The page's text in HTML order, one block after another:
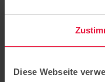
Diese Webseite